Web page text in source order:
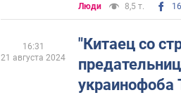
Люди 8,5 т.
"Китаец со
украинофоба
16:31
21 августа 2024